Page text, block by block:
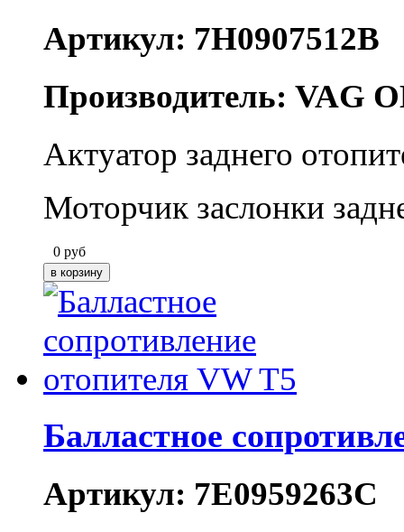
Артикул: 7H0907512B
Производитель: VAG
Актуатор заднего
Моторчик заслонки
0 руб
Балластное
Артикул: 7E0959263C